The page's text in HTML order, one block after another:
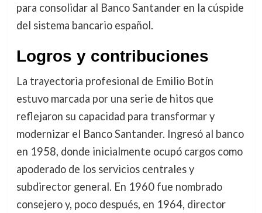
para consolidar al Banco Santander en la cúspide
del sistema bancario español.
Logros y contribuciones
La trayectoria profesional de Emilio Botín
estuvo marcada por una serie de hitos que
reflejaron su capacidad para transformar y
modernizar el Banco Santander. Ingresó al banco
en 1958, donde inicialmente ocupó cargos como
apoderado de los servicios centrales y
subdirector general. En 1960 fue nombrado
consejero y, poco después, en 1964, director